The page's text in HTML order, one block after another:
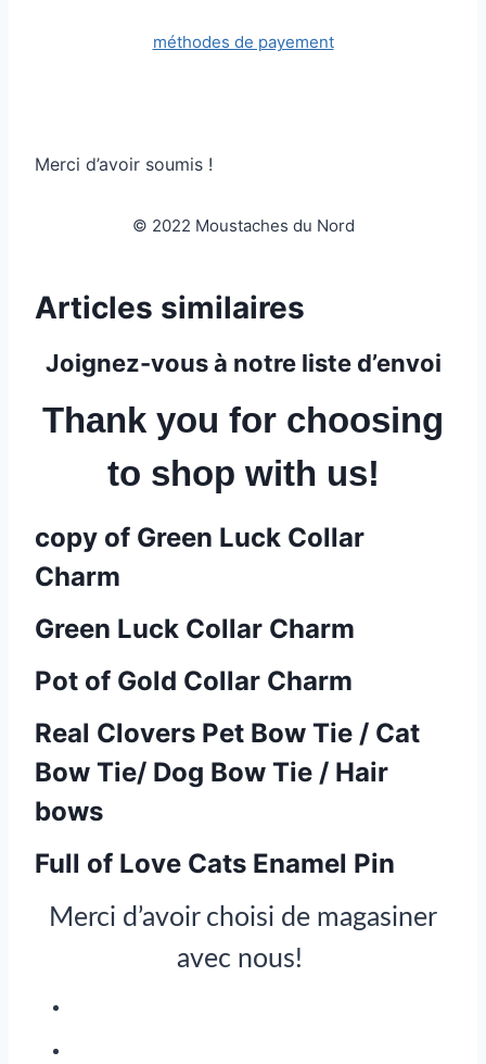
méthodes de payement
Merci d’avoir soumis !
© 2022 Moustaches du Nord
Articles similaires
Joignez-vous à notre liste d’envoi
Thank you for choosing
to shop with us!
copy of Green Luck Collar
Charm
Green Luck Collar Charm
Pot of Gold Collar Charm
Real Clovers Pet Bow Tie / Cat
Bow Tie/ Dog Bow Tie / Hair
bows
Full of Love Cats Enamel Pin
Merci d’avoir choisi de magasiner
avec nous!